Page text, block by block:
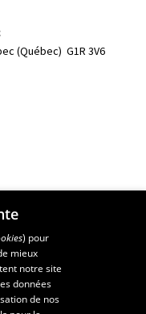
(Québec)  G1R 3V6
et de développement
) pour
mieux
notre site
données
de nos